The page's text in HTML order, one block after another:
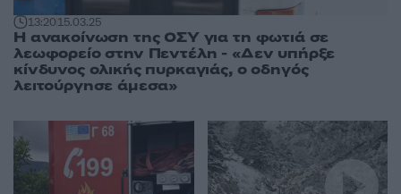
13:2015.03.25
Η ανακοίνωση της ΟΣΥ για τη φωτιά σε
λεωφορείο στην Πεντέλη - «Δεν υπήρξε
κίνδυνος ολικής πυρκαγιάς, ο οδηγός
λειτούργησε άμεσα»